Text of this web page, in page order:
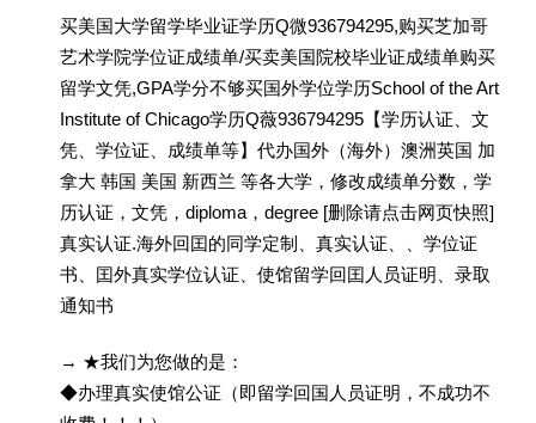
买美国大学留学毕业证学历Q微936794295,购买芝加哥
艺术学院学位证成绩单/买卖美国院校毕业证成绩单购买
留学文凭,GPA学分不够买国外学位学历School of the Art
Institute of Chicago学历Q薇936794295【学历认证、文
凭、学位证、成绩单等】代办国外（海外）澳洲英国 加
拿大 韩国 美国 新西兰 等各大学，修改成绩单分数，学
历认证，文凭，diploma，degree [删除请点击网页快照]
真实认证.海外回囯的同学定制、真实认证、、学位证
书、囯外真实学位认证、使馆留学回囯人员证明、录取
通知书
→ ★我们为您做的是：
◆办理真实使馆公证（即留学回国人员证明，不成功不